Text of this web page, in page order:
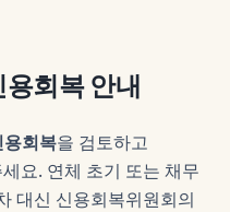
용회복안내
용회복을 검토하고
요. 연체 초기 또는 채무
대신 신용회복위원회의